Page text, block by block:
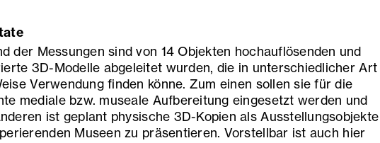
der Messungen sind von 14 Objekten hochauflösenden und
3D-Modelle abgeleitet wurden, die in unterschiedlicher Art
Verwendung finden könne. Zum einen sollen sie für die
mediale bzw. museale Aufbereitung eingesetzt werden und
ist geplant physische 3D-Kopien als Ausstellungsobjekte
Museen zu präsentieren. Vorstellbar ist auch hier